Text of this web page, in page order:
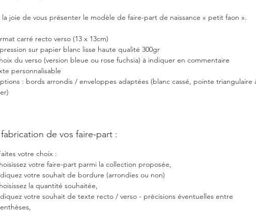
la joie de vous présenter le modèle de faire-part de naissance « petit faon ».
carré recto verso (13 x 13cm)
sur papier blanc lisse haute qualité 300gr
du verso (version bleue ou rose fuchsia) à indiquer en commentaire
personnalisable
: bords arrondis / enveloppes adaptées (blanc cassé, pointe triangulaire
fabrication de vos faire-part :
votre choix :
votre faire-part parmi la collection proposée,
votre souhait de bordure (arrondies ou non)
la quantité souhaitée,
votre souhait de texte recto / verso - précisions éventuelles entre